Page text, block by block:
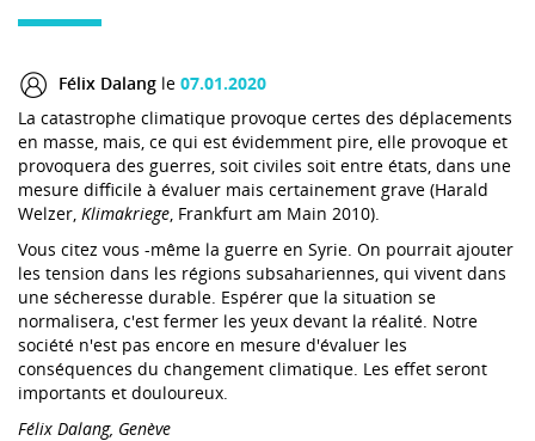
Félix Dalang le 07.01.2020
La catastrophe climatique provoque certes des déplacements
en masse, mais, ce qui est évidemment pire, elle provoque et
provoquera des guerres, soit civiles soit entre états, dans une
mesure difficile à évaluer mais certainement grave (Harald
Welzer, Klimakriege, Frankfurt am Main 2010).
Vous citez vous -même la guerre en Syrie. On pourrait ajouter
les tension dans les régions subsahariennes, qui vivent dans
une sécheresse durable. Espérer que la situation se
normalisera, c'est fermer les yeux devant la réalité. Notre
société n'est pas encore en mesure d'évaluer les
conséquences du changement climatique. Les effet seront
importants et douloureux.
Félix Dalang, Genève